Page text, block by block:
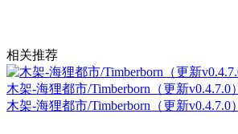
相关推荐
木架-海狸都市/Timberborn（更新v0.4.7.0）
木架-海狸都市/Timberborn（更新v0.4.7.0）